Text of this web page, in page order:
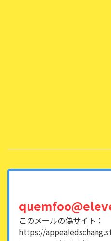
このメールの偽サイト：
https://